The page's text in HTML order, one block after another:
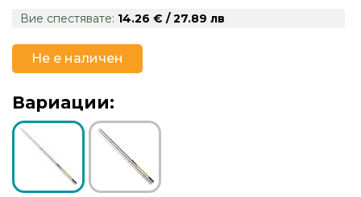
за
риболов
Куки
за
риболов
Вие спестявате: 14.26 € / 27.89 лв
Не е наличен
Вариации: